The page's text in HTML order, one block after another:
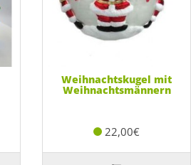
Weihnachtskugel mit
Weihnachtsmännern
22,00€